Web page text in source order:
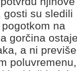
gosti su sledili
na
gorčina
a ni